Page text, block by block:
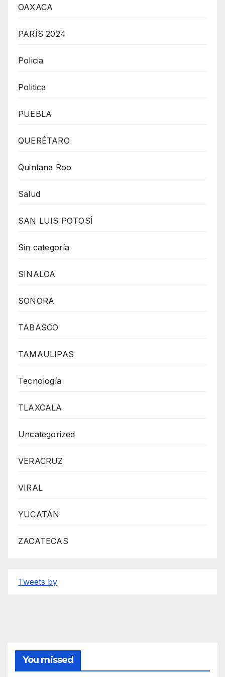
OAXACA
PARÍS 2024
Policia
Politica
PUEBLA
QUERÉTARO
Quintana Roo
Salud
SAN LUIS POTOSÍ
Sin categoría
SINALOA
SONORA
TABASCO
TAMAULIPAS
Tecnología
TLAXCALA
Uncategorized
VERACRUZ
VIRAL
YUCATÁN
ZACATECAS
Tweets by
You missed